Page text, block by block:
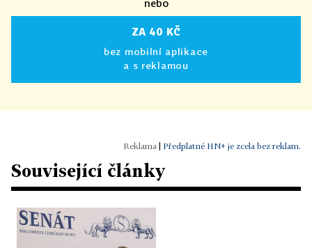
nebo
ZA 40 KČ
bez mobilní aplikace
a s reklamou
| Předplatné HN+ je zcela bez reklam.
Související články